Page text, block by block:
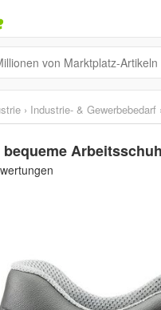
› Industrie- & Gewerbebedarf ›